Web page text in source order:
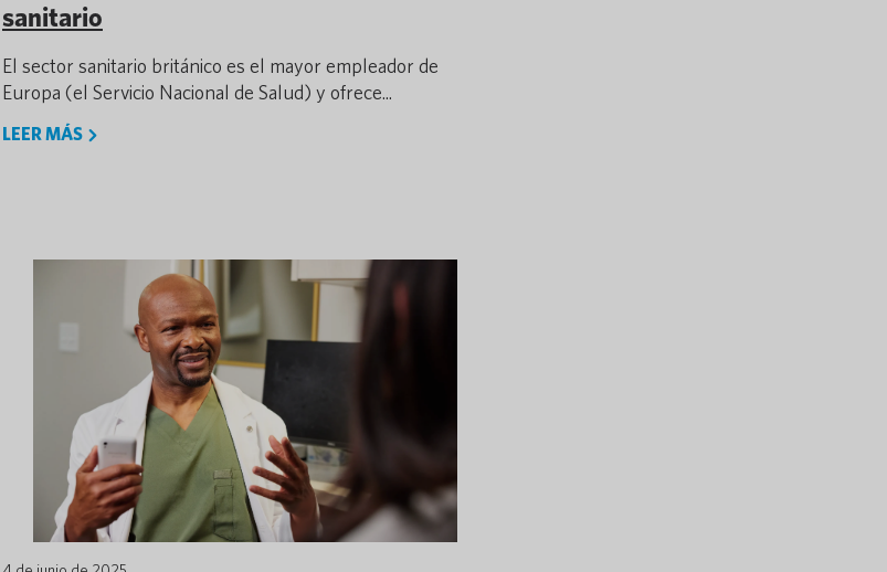
sanitario
El sector sanitario británico es el mayor empleador de
Europa (el Servicio Nacional de Salud) y ofrece...
LEER MÁS